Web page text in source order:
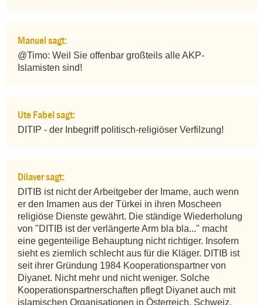
Manuel sagt:
@Timo: Weil Sie offenbar großteils alle AKP-
Islamisten sind!
Ute Fabel sagt:
DITIP - der Inbegriff politisch-religiöser Verfilzung!
Dilaver sagt:
DITIB ist nicht der Arbeitgeber der Imame, auch wenn
er den Imamen aus der Türkei in ihren Moscheen
religiöse Dienste gewährt. Die ständige Wiederholung
von "DITIB ist der verlängerte Arm bla bla..." macht
eine gegenteilige Behauptung nicht richtiger. Insofern
sieht es ziemlich schlecht aus für die Kläger. DITIB ist
seit ihrer Gründung 1984 Kooperationspartner von
Diyanet. Nicht mehr und nicht weniger. Solche
Kooperationspartnerschaften pflegt Diyanet auch mit
islamischen Organisationen in Österreich, Schweiz,